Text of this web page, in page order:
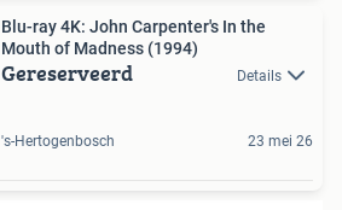
Blu-ray 4K: John Carpenter's In the
Mouth of Madness (1994)
Gereserveerd Details
's-Hertogenbosch 23 mei 26